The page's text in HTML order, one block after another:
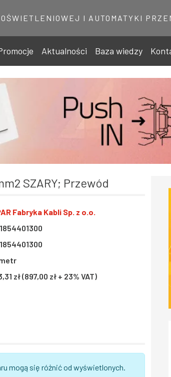
I AUTOMATYKI
Aktualności Baza wiedzy
SZARY; Przewód
Fabryka Kabli Sp. z o.o.
zł (897,00 zł + 23% VAT)
mogą się różnić od wyświetlonych.